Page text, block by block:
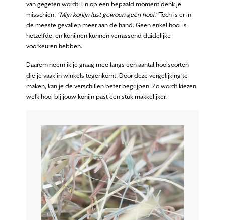
van gegeten wordt. En op een bepaald moment denk je
misschien: “Mijn konijn lust gewoon geen hooi.”Toch is er in
de meeste gevallen meer aan de hand. Geen enkel hooi is
hetzelfde, en konijnen kunnen verrassend duidelijke
voorkeuren hebben.
Daarom neem ik je graag mee langs een aantal hooisoorten
die je vaak in winkels tegenkomt. Door deze vergelijking te
maken, kan je de verschillen beter begrijpen. Zo wordt kiezen
welk hooi bij jouw konijn past een stuk makkelijker.